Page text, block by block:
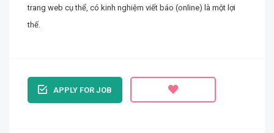
trang web cụ thể, có kinh nghiệm viết báo (online) là một lợi
thế.
APPLY FOR JOB